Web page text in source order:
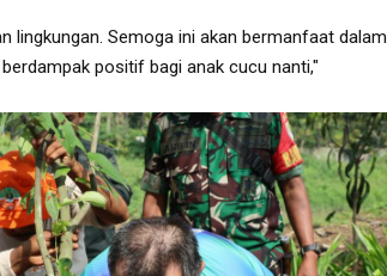
lingkungan. Semoga ini akan bermanfaat dalam
positif bagi anak cucu nanti,"